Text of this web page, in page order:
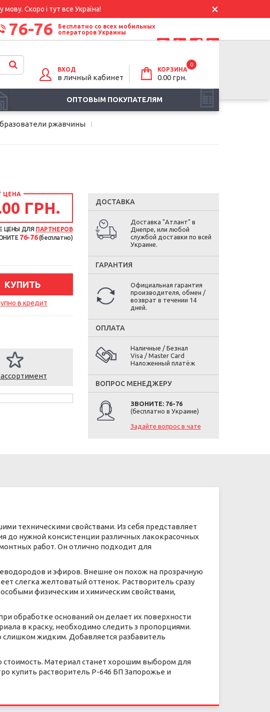
Скоро і тут все Україна!
76-76
Бесплатно со всех мобильных
операторов Украины
ВХОД
в личный кабинет
КОРЗИНА
0
0.00 грн.
ОПТОВЫМ ПОКУПАТЕЛЯМ
ржавчины
ЦЕНА
ГРН.
ЦЕНЫ ДЛЯ ПАРТНЕРОВ
76-76(бесплатно)
КУПИТЬ
в кредит
ДОСТАВКА
Доставка "Атлант" в
Днепре, или любой
службой доставки по всей
Украине.
ГАРАНТИЯ
Официальная гарантия
производителя, обмен /
возврат в течении 14
дней.
ОПЛАТА
Наличные / Безнал
Visa / Master Card
Наложенный платёж
ВОПРОС МЕНЕДЖЕРУ
ЗВОНИТЕ: 76-76
(бесплатно в Украине)
Задайте вопрос в чате
техническими свойствами. Из себя представляет
до нужной консистенции различных лакокрасочных
работ. Он отлично подходит для
и эфиров. Внешне он похож на прозрачную
слегка желтоватый оттенок. Растворитель сразу
физическим и химическим свойствами,
обработке оснований он делает их поверхности
в краску, необходимо следить з пропорциями.
жидким. Добавляется разбавитель
Материал станет хорошим выбором для
купить растворитель Р-646 БП Запорожье и